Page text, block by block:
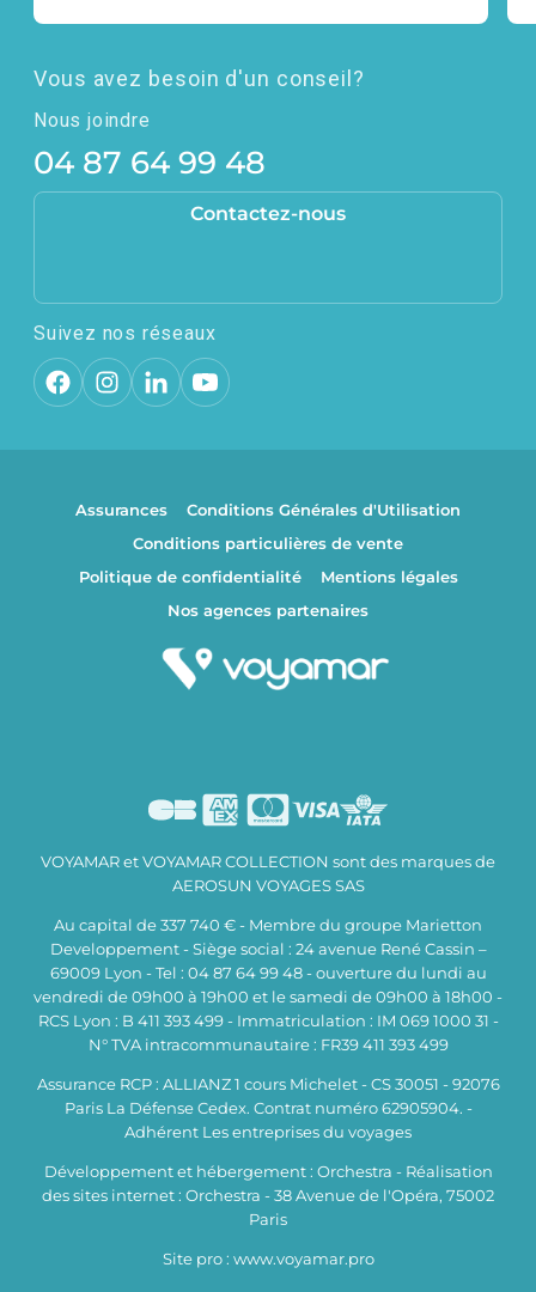
Vous avez besoin d'un conseil?
Nous joindre
04 87 64 99 48
Contactez-nous
Suivez nos réseaux
Assurances
Conditions Générales d'Utilisation
Conditions particulières de vente
Politique de confidentialité
Mentions légales
Nos agences partenaires
VOYAMAR et VOYAMAR COLLECTION sont des marques de
AEROSUN VOYAGES SAS
Au capital de 337 740 € - Membre du groupe Marietton
Developpement - Siège social : 24 avenue René Cassin –
69009 Lyon - Tel : 04 87 64 99 48 - ouverture du lundi au
vendredi de 09h00 à 19h00 et le samedi de 09h00 à 18h00 -
RCS Lyon : B 411 393 499 - Immatriculation : IM 069 1000 31 -
N° TVA intracommunautaire : FR39 411 393 499
Assurance RCP : ALLIANZ 1 cours Michelet - CS 30051 - 92076
Paris La Défense Cedex. Contrat numéro 62905904. -
Adhérent Les entreprises du voyages
Développement et hébergement : Orchestra - Réalisation
des sites internet : Orchestra - 38 Avenue de l'Opéra, 75002
Paris
Site pro : www.voyamar.pro